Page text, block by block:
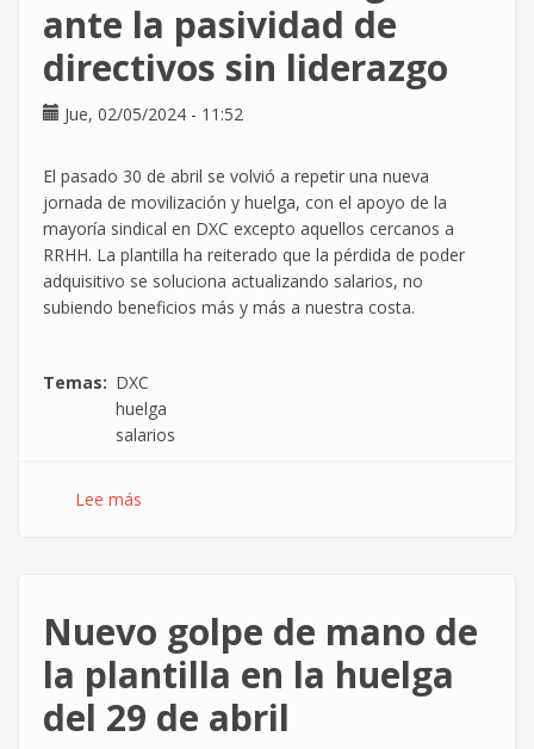
ante la pasividad de
directivos sin liderazgo
Jue, 02/05/2024 - 11:52
El pasado 30 de abril se volvió a repetir una nueva
jornada de movilización y huelga, con el apoyo de la
mayoría sindical en DXC excepto aquellos cercanos a
RRHH. La plantilla ha reiterado que la pérdida de poder
adquisitivo se soluciona actualizando salarios, no
subiendo beneficios más y más a nuestra costa.
Temas
DXC
huelga
salarios
Lee más
ante
pasividad
de
directivos
Nuevo golpe de mano de
la plantilla en la huelga
del 29 de abril